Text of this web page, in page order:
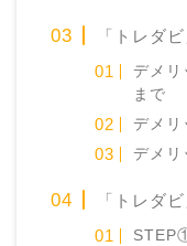
「トレダ
デメリ
まで
デメリ
デメ
「トレダ